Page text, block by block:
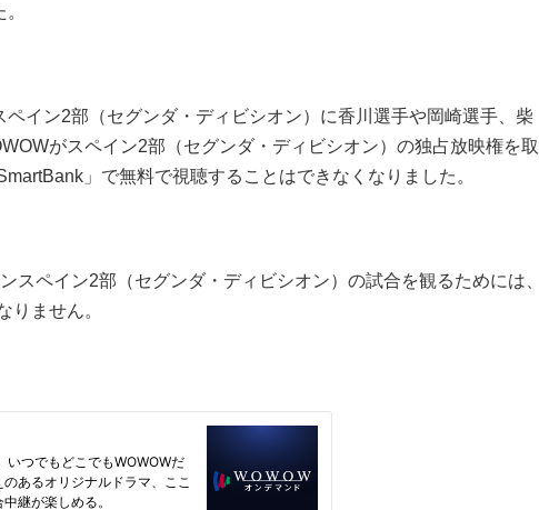
ペイン2部（セグンダ・ディビシオン）に香川選手や岡崎選手、柴
がスペイン2部（セグンダ・ディビシオン）の独占放映権を取
」で無料で視聴することはできなくなりました。
スペイン2部（セグンダ・ディビシオン）の試合を観るためには、
りません。